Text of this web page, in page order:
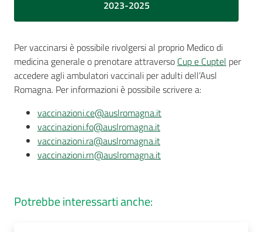
2023-2025
Per vaccinarsi è possibile rivolgersi al proprio Medico di
medicina generale o prenotare attraverso Cup e Cuptel per
accedere agli ambulatori vaccinali per adulti dell’Ausl
Romagna. Per informazioni è possibile scrivere a:
vaccinazioni.ce@auslromagna.it
vaccinazioni.fo@auslromagna.it
vaccinazioni.ra@auslromagna.it
vaccinazioni.rn@auslromagna.it
Potrebbe interessarti anche: